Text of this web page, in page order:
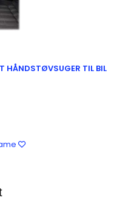
HÅNDSTØVSUGER TIL BIL